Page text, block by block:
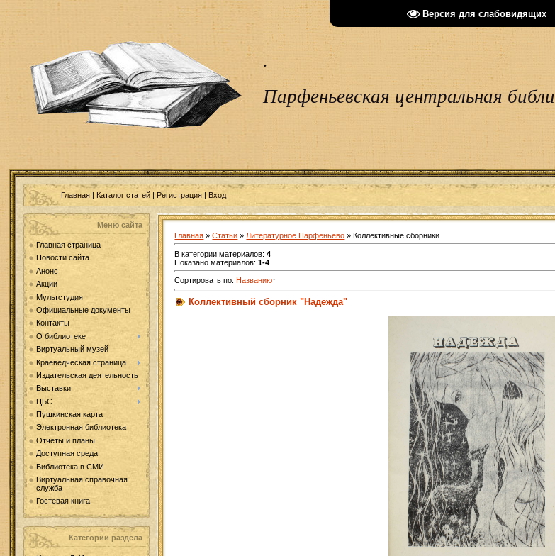
Версия для слабовидящих
.
Парфеньевская центральная
Главная |Каталог статей | Регистрация | Вход
Меню сайта
Главная страница
Новости сайта
Анонс
Акции
Мультстудия
Официальные документы
Контакты
О библиотеке
Виртуальный музей
Краеведческая страница
Издательская деятельность
Выставки
ЦБС
Пушкинская карта
Электронная библиотека
Отчеты и планы
Доступная среда
Библиотека в СМИ
Виртуальная справочная
служба
Гостевая книга
Категории раздела
Главная »Статьи » Литературное Парфеньево » Коллективные сборники
В категории материалов:4
Показано материалов:1-4
Сортировать по: Названию
Коллективный сборник "Надежда"